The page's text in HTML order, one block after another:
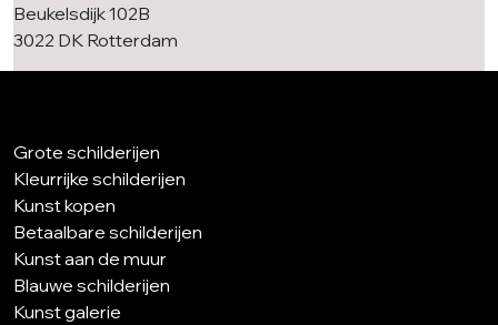
Beukelsdijk 102B
3022 DK Rotterdam
Grote schilderijen
Kleurrijke schilderijen
Kunst kopen
Betaalbare schilderijen
Kunst aan de muur
Blauwe schilderijen
Kunst galerie